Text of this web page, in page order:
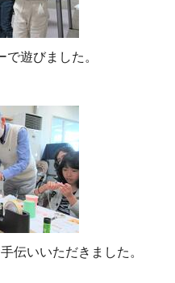
遊びました。
伝いいただきました。